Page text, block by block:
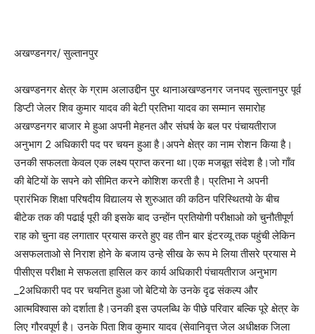
अखण्डनगर/ सुल्तानपुर
अखण्डनगर क्षेत्र के ग्राम अलाउद्दीन पुर थानाअखण्डनगर जनपद सुल्तानपुर पूर्व
डिप्टी जेलर शिव कुमार यादव की बेटी प्रतिभा यादव का सम्मान समारोह
अखण्डनगर बाजार मे हुआ अपनी मेहनत और संघर्ष के बल पर पंचायतीराज
अनुभाग 2 अधिकारी पद पर चयन हुआ है।अपने क्षेत्र का नाम रोशन किया है।
उनकी सफलता केवल एक लक्ष्य प्राप्त करना था।एक मजबूत संदेश है।जो गाँव
की बेटियों के सपने को सीमित करने कोशिश करती है। प्रतिभा ने अपनी
प्रारंभिक शिक्षा परिषदीय विद्यालय से शुरुआत की कठिन परिस्थितयो के बीच
बीटेक तक की पढाई पूरी की इसके बाद उन्होंन प्रतियोगी परीक्षाओ को चुनौतीपूर्ण
राह को चुना वह लगातार प्रयास करते हुए वह तीन बार इंटरव्यू तक पहुंची लेकिन
असफलताओ से निराश होने के बजाय उन्हे सीख के रूप मे लिया तीसरे प्रयास मे
पीसीएस परीक्षा मे सफलता हासिल कर कार्य अधिकारी पंचायतीराज अनुभाग
_2अधिकारी पद पर चयनित हुआ जो बेटियो के उनके दृढ संकल्प और
आत्मविश्वास को दर्शाता है।उनकी इस उपलब्धि के पीछे परिवार बल्कि पूरे क्षेत्र के
लिए गौरवपूर्ण है। उनके पिता शिव कुमार यादव (सेवानिवृत्त जेल अधीक्षक जिला